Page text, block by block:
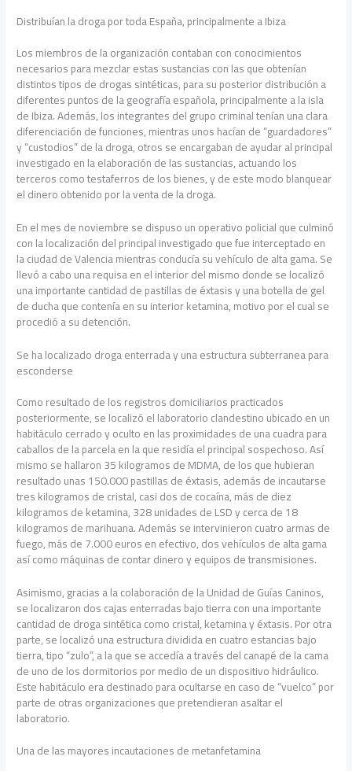
Distribuían la droga por toda España, principalmente a Ibiza
Los miembros de la organización contaban con conocimientos
necesarios para mezclar estas sustancias con las que obtenían
distintos tipos de drogas sintéticas, para su posterior distribución a
diferentes puntos de la geografía española, principalmente a la isla
de Ibiza. Además, los integrantes del grupo criminal tenían una clara
diferenciación de funciones, mientras unos hacían de “guardadores”
y “custodios” de la droga, otros se encargaban de ayudar al principal
investigado en la elaboración de las sustancias, actuando los
terceros como testaferros de los bienes, y de este modo blanquear
el dinero obtenido por la venta de la droga.
En el mes de noviembre se dispuso un operativo policial que culminó
con la localización del principal investigado que fue interceptado en
la ciudad de Valencia mientras conducía su vehículo de alta gama. Se
llevó a cabo una requisa en el interior del mismo donde se localizó
una importante cantidad de pastillas de éxtasis y una botella de gel
de ducha que contenía en su interior ketamina, motivo por el cual se
procedió a su detención.
Se ha localizado droga enterrada y una estructura subterranea para
esconderse
Como resultado de los registros domiciliarios practicados
posteriormente, se localizó el laboratorio clandestino ubicado en un
habitáculo cerrado y oculto en las proximidades de una cuadra para
caballos de la parcela en la que residía el principal sospechoso. Así
mismo se hallaron 35 kilogramos de MDMA, de los que hubieran
resultado unas 150.000 pastillas de éxtasis, además de incautarse
tres kilogramos de cristal, casi dos de cocaína, más de diez
kilogramos de ketamina, 328 unidades de LSD y cerca de 18
kilogramos de marihuana. Además se intervinieron cuatro armas de
fuego, más de 7.000 euros en efectivo, dos vehículos de alta gama
así como máquinas de contar dinero y equipos de transmisiones.
Asimismo, gracias a la colaboración de la Unidad de Guías Caninos,
se localizaron dos cajas enterradas bajo tierra con una importante
cantidad de droga sintética como cristal, ketamina y éxtasis. Por otra
parte, se localizó una estructura dividida en cuatro estancias bajo
tierra, tipo “zulo”, a la que se accedía a través del canapé de la cama
de uno de los dormitorios por medio de un dispositivo hidráulico.
Este habitáculo era destinado para ocultarse en caso de “vuelco” por
parte de otras organizaciones que pretendieran asaltar el
laboratorio.
Una de las mayores incautaciones de metanfetamina